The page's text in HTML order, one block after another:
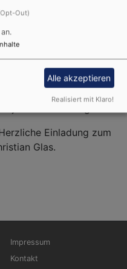
allem Wandel ist Gott
prägt Rückschau und
zum
Jahreswechsel: „Gott ist
bei uns am Abend und am
Morgen, und ganz gewiss
Einladung zum
Glas.
Fußbereichsmenü
Impressum
Kontakt
Out)
Alle akzeptieren
Realisiert mit Klaro!